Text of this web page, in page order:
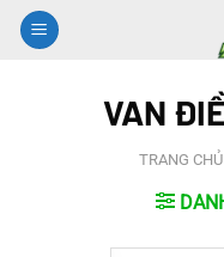
Chuyển
đến
VAN
TRANG CHỦ